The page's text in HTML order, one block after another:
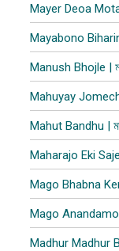
Mayer Deoa Mota
Mayabono Biharini |
Manush Bhojle |
Mahuyay
Mahut Bandhu |
Maharajo Eki Saje
Mago Bhabna
Mago
Madhur Madhur